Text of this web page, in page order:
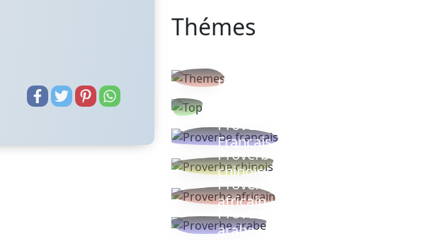
Thémes
thèmes
Proverbe
Français
Proverbe
chinois
Proverbe
africain
Proverbe
arabe